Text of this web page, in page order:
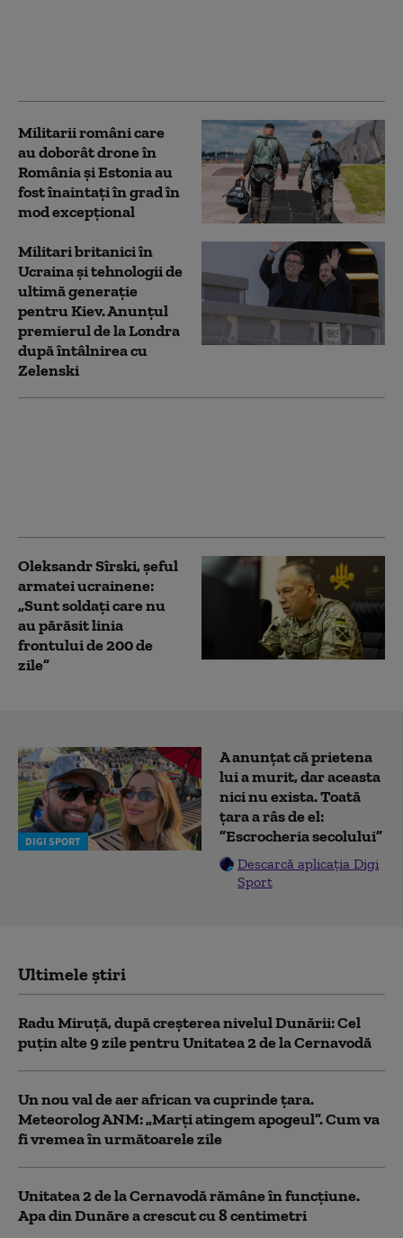
Militarii români care
au doborât drone în
România și Estonia au
fost înaintaţi în grad în
mod excepţional
Militari britanici în
Ucraina și tehnologii de
ultimă generație
pentru Kiev. Anunțul
premierul de la Londra
după întâlnirea cu
Zelenski
Oleksandr Sîrski, șeful
armatei ucrainene:
„Sunt soldați care nu
au părăsit linia
frontului de 200 de
zile”
DIGI SPORT
A anunțat că prietena
lui a murit, dar aceasta
nici nu exista. Toată
țara a râs de el:
”Escrocheria secolului”
Descarcă aplicația Digi
Sport
Ultimele știri
Radu Miruță, după creșterea nivelul Dunării: Cel
puțin alte 9 zile pentru Unitatea 2 de la Cernavodă
Un nou val de aer african va cuprinde țara.
Meteorolog ANM: „Marți atingem apogeul”. Cum va
fi vremea în următoarele zile
Unitatea 2 de la Cernavodă rămâne în funcțiune.
Apa din Dunăre a crescut cu 8 centimetri